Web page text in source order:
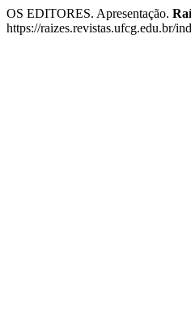
OS EDITORES. Apresentação.
https://raizes.revistas.ufcg.edu.br/